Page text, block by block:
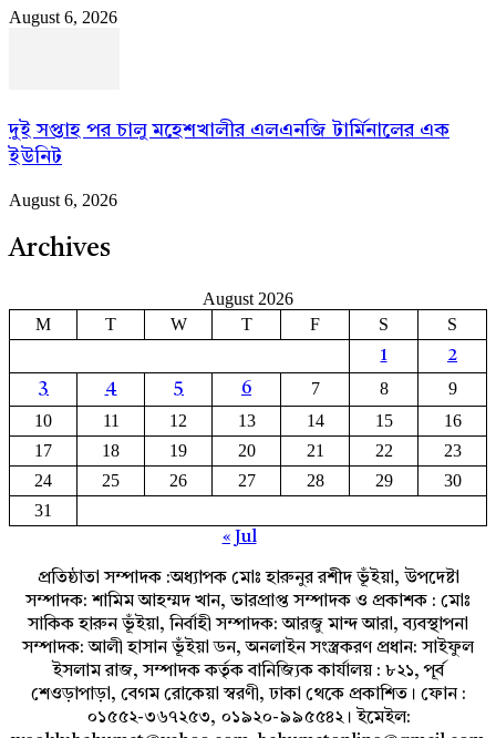
August 6, 2026
দুই সপ্তাহ পর চালু মহেশখালীর এলএনজি টার্মিনালের এক
ইউনিট
August 6, 2026
Archives
August 2026
M
T W T F S S
1
2
3
4 5 6 7 8
9
10
11 12 13 14 15
16
17
18 19 20 21 22
23
24
25 26 27 28 29
30
31
« Jul
প্রতিষ্ঠাতা সম্পাদক :অধ্যাপক মোঃ হারুনুর রশীদ ভূঁইয়া, উপদেষ্টা
সম্পাদক: শামিম আহম্মদ খান, ভারপ্রাপ্ত সম্পাদক ও প্রকাশক : মোঃ
সাকিক হারুন ভূঁইয়া, নির্বাহী সম্পাদক: আরজু মান্দ আরা, ব্যবস্থাপনা
সম্পাদক: আলী হাসান ভূঁইয়া ডন, অনলাইন সংস্ত্রকরণ প্রধান: সাইফুল
ইসলাম রাজ, সম্পাদক কর্তৃক বানিজ্যিক কার্যালয় : ৮২১, পূর্ব
শেওড়াপাড়া, বেগম রোকেয়া স্বরণী, ঢাকা থেকে প্রকাশিত। ফোন :
০১৫৫২-৩৬৭২৫৩, ০১৯২০-৯৯৫৫৪২। ইমেইল: